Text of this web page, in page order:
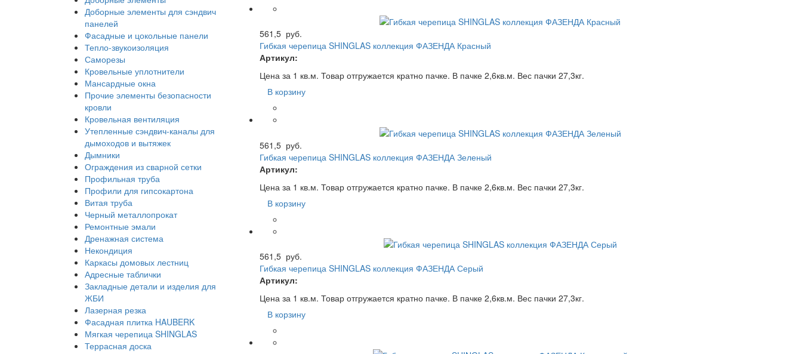
Доборные элементы для сэндвич
панелей
Фасадные и цокольные панели
Тепло-звукоизоляция
Саморезы
Кровельные уплотнители
Мансардные окна
Прочие элементы безопасности
кровли
Кровельная вентиляция
Утепленные сэндвич-каналы для
дымоходов и вытяжек
Дымники
Ограждения из сварной сетки
Профильная труба
Профили для гипсокартона
Витая труба
Черный металлопрокат
Ремонтные эмали
Дренажная система
Некондиция
Каркасы домовых лестниц
Адресные таблички
Закладные детали и изделия для
ЖБИ
Лазерная резка
Фасадная плитка HAUBERK
Мягкая черепица SHINGLAS
Террасная доска
561,5 руб.
Гибкая черепица SHINGLAS коллекция ФАЗЕНДА Красный
Артикул:
Цена за 1 кв.м. Товар отгружается кратно пачке. В пачке 2,6кв.м. Вес пачки 27,3кг.
В корзину
561,5 руб.
Гибкая черепица SHINGLAS коллекция ФАЗЕНДА Зеленый
Артикул:
Цена за 1 кв.м. Товар отгружается кратно пачке. В пачке 2,6кв.м. Вес пачки 27,3кг.
В корзину
561,5 руб.
Гибкая черепица SHINGLAS коллекция ФАЗЕНДА Серый
Артикул:
Цена за 1 кв.м. Товар отгружается кратно пачке. В пачке 2,6кв.м. Вес пачки 27,3кг.
В корзину